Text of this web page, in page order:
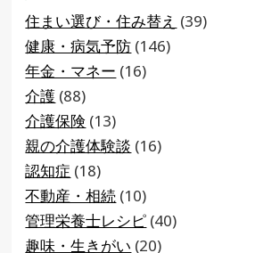
住まい選び・住み替え (39)
健康・病気予防 (146)
年金・マネー (16)
介護 (88)
介護保険 (13)
親の介護体験談 (16)
認知症 (18)
不動産・相続 (10)
管理栄養士レシピ (40)
趣味・生きがい (20)